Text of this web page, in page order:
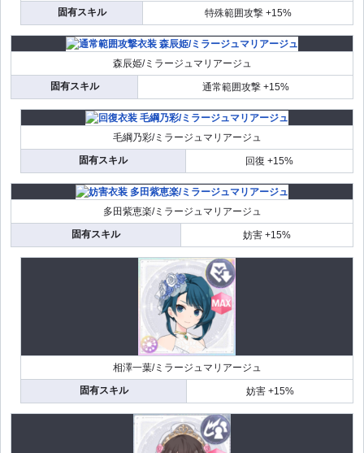
固有スキル
特殊範囲攻撃 +15%
森辰姫/ミラージュマリアージュ
固有スキル
通常範囲攻撃 +15%
毛綱乃彩/ミラージュマリアージュ
固有スキル
回復 +15%
多田紫恵楽/ミラージュマリアージュ
固有スキル
妨害 +15%
相澤一葉/ミラージュマリアージュ
固有スキル
妨害 +15%